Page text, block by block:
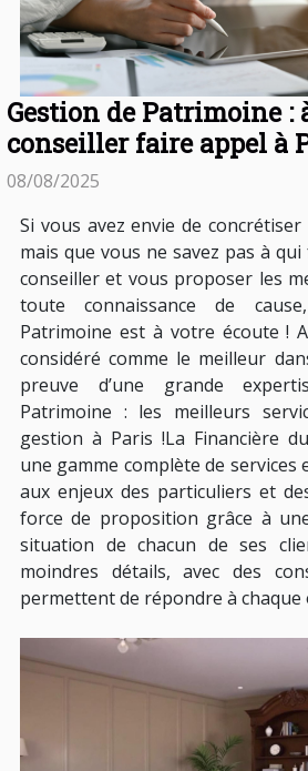
Gestion de Patrimoine :
conseiller faire appel à
08/08/2025
Si vous avez envie de
mais que vous ne savez pas à
conseiller et vous proposer les
toute connaissance de
Patrimoine est à votre écoute !
considéré comme le meilleur
preuve d’une grande
Patrimoine : les meilleurs
gestion à Paris !La Financière
une gamme complète de services
aux enjeux des particuliers et
force de proposition grâce à
situation de chacun de ses
moindres détails, avec des
permettent de répondre à